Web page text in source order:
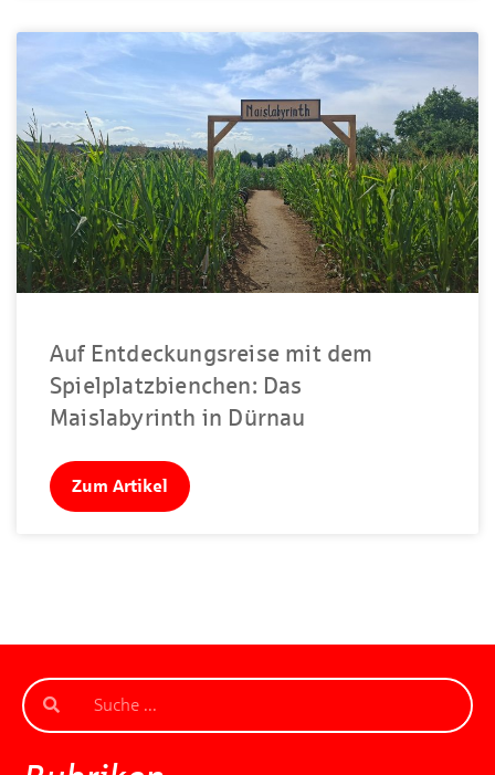
Auf Entdeckungsreise mit dem
Spielplatzbienchen: Das
Maislabyrinth in Dürnau
Zum Artikel